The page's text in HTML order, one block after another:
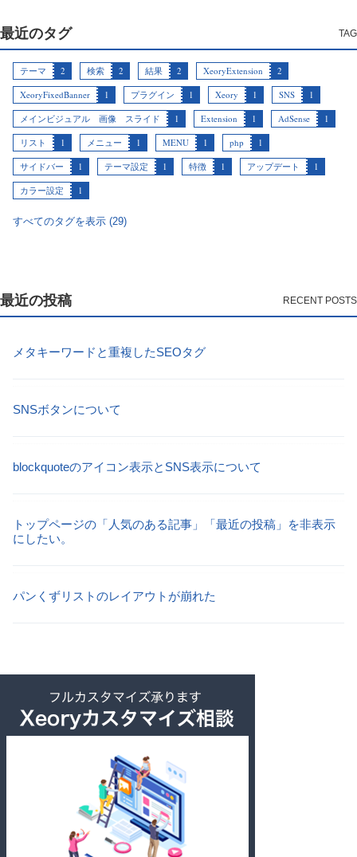
最近のタグ
テーマ 2 検索 2 結果 2 XeoryExtension
2
XeoryFixedBanner
1 プラグイン 1 Xeory 1 SNS
1
メインビジュアル 画像 スライド
1 Extension 1 AdSense
1
リスト
1 メニュー 1 MENU 1 php
1
サイドバー
1 テーマ設定 1 特徴 1 アップデート
1
カラー設定
1
すべてのタグを表示 (29)
最近の投稿
メタキーワードと重複したSEOタグ
SNSボタンについて
blockquoteのアイコン表示とSNS表示について
トップページの「人気のある記事」「最近の投稿」を非表示
にしたい。
パンくずリストのレイアウトが崩れた